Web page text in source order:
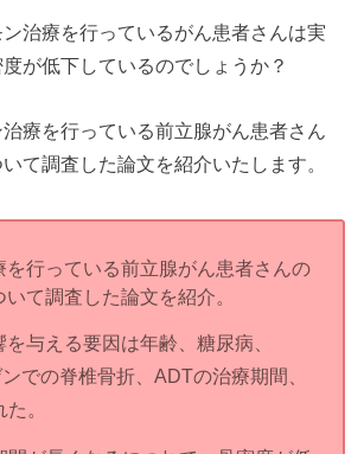
治療を行っているがん患者さんは実
が低下しているのでしょうか？
療を行っている前立腺がん患者さん
て調査した論文を紹介いたします。
を行っている前立腺がん患者さんの
て調査した論文を紹介。
を与える要因は年齢、糖尿病、
での脊椎骨折、ADTの治療期間、
。